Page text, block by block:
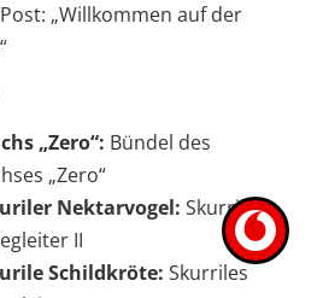
Post: „Willkommen auf der
„Zero“: Bündel des
„Zero“
Nektarvogel: Skurriles
II
Schildkröte: Skurriles